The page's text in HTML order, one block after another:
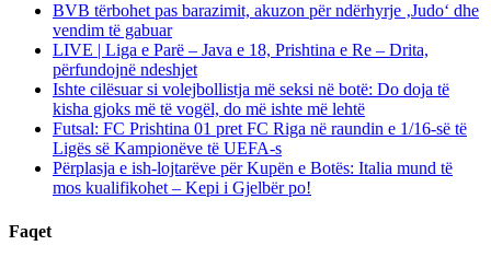
BVB tërbohet pas barazimit, akuzon për ndërhyrje ‚Judo‘ dhe
vendim të gabuar
LIVE | Liga e Parë – Java e 18, Prishtina e Re – Drita,
përfundojnë ndeshjet
Ishte cilësuar si volejbollistja më seksi në botë: Do doja të
kisha gjoks më të vogël, do më ishte më lehtë
Futsal: FC Prishtina 01 pret FC Riga në raundin e 1/16-së të
Ligës së Kampionëve të UEFA-s
Përplasja e ish-lojtarëve për Kupën e Botës: Italia mund të
mos kualifikohet – Kepi i Gjelbër po!
Faqet